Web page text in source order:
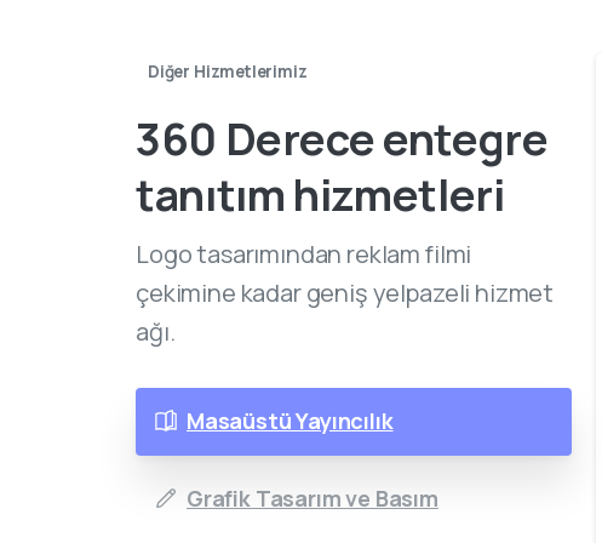
Diğer Hizmetlerimiz
360 Derece entegre
tanıtım hizmetleri
Logo tasarımından reklam filmi
çekimine kadar geniş yelpazeli hizmet
ağı.
Masaüstü Yayıncılık
Grafik Tasarım ve Basım